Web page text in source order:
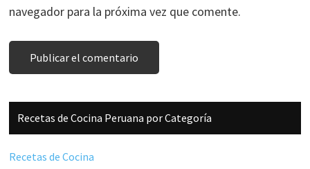
navegador para la próxima vez que comente.
Barra
lateral
principal
Recetas de Cocina Peruana por Categoría
Recetas de Cocina